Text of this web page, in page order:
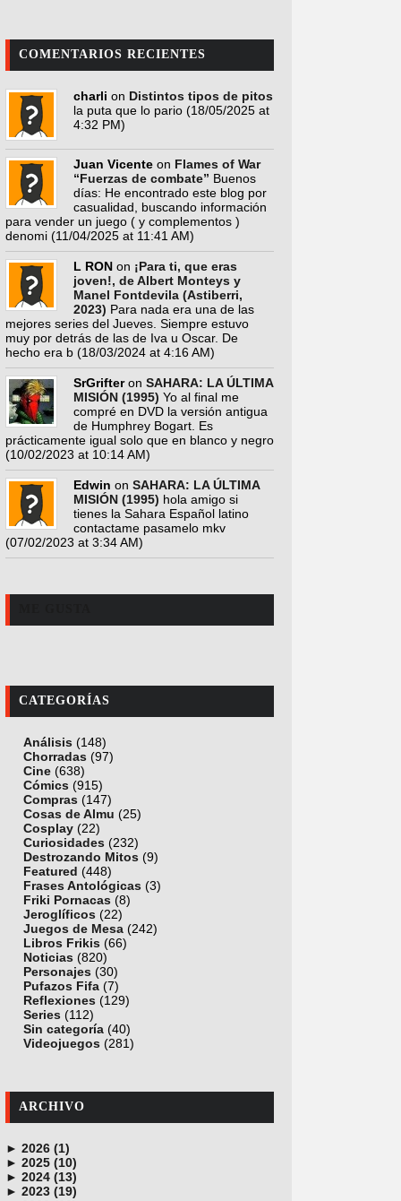
COMENTARIOS RECIENTES
charli on Distintos tipos de pitos
la puta que lo pario (18/05/2025 at
4:32 PM)
Juan Vicente on Flames of War
“Fuerzas de combate” Buenos
días: He encontrado este blog por
casualidad, buscando información
para vender un juego ( y complementos )
denomi (11/04/2025 at 11:41 AM)
L RON on ¡Para ti, que eras
joven!, de Albert Monteys y
Manel Fontdevila (Astiberri,
2023) Para nada era una de las
mejores series del Jueves. Siempre estuvo
muy por detrás de las de Iva u Oscar. De
hecho era b (18/03/2024 at 4:16 AM)
SrGrifteron SAHARA: LA ÚLTIMA
MISIÓN (1995) Yo al final me
compré en DVD la versión antigua
de Humphrey Bogart. Es
prácticamente igual solo que en blanco y negro
(10/02/2023 at 10:14 AM)
Edwin on SAHARA: LA ÚLTIMA
MISIÓN (1995) hola amigo si
tienes la Sahara Español latino
contactame pasamelo mkv
(07/02/2023 at 3:34 AM)
CATEGORÍAS
Análisis (148)
Chorradas (97)
Cine (638)
Cómics (915)
Compras (147)
Cosas de Almu (25)
Cosplay (22)
Curiosidades (232)
Destrozando Mitos (9)
Featured (448)
Frases Antológicas (3)
Friki Pornacas (8)
Jeroglíficos (22)
Juegos de Mesa (242)
Libros Frikis (66)
Noticias (820)
Personajes (30)
Pufazos Fifa (7)
Reflexiones (129)
Series (112)
Sin categoría (40)
Videojuegos (281)
ARCHIVO
► 2026 (1)
junio (1)
► 2025 (10)
noviembre (1)
octubre (1)
► 2024 (13)
diciembre (4)
► 2023 (19)